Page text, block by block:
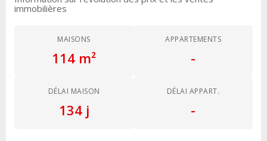
immobilières
MAISONS
114 m²
APPARTEMENTS
-
DÉLAI MAISON
134 j
DÉLAI APPART.
-